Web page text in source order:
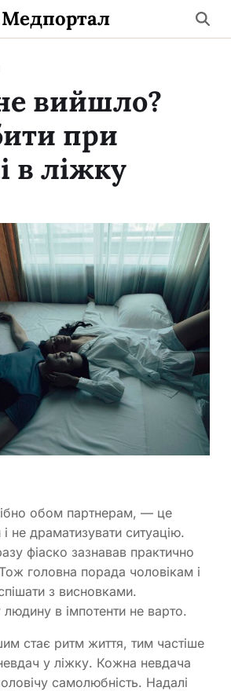
Медпортал
вийшло?
при
в ліжку
обом партнерам, — це
і не драматизувати ситуацію.
фіаско зазнавав практично
головна порада чоловікам і
з висновками.
людину в імпотенти не варто.
стає ритм життя, тим частіше
у ліжку. Кожна невдача
самолюбність. Надалі